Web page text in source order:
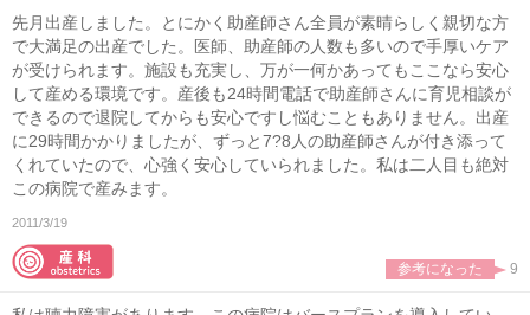
先月出産しました。とにかく助産師さん全員が素晴らしく親切な方
で大満足の出産でした。医師、助産師の人数も多いので手厚いケア
が受けられます。施設も充実し、万が一何かあってもここなら安心
して産める環境です。産後も24時間電話で助産師さんに育児相談が
できるので退院してからも安心ですし悩むこともありません。出産
に29時間かかりましたが、ずっと7?8人の助産師さんが付き添って
くれていたので、心強く安心していられました。私は二人目も絶対
この病院で産みます。
2011/3/19
参考になった 9